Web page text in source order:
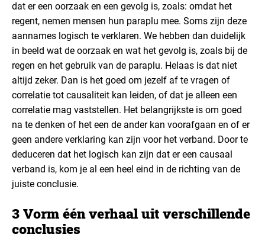
dat er een oorzaak en een gevolg is, zoals: omdat het
regent, nemen mensen hun paraplu mee. Soms zijn deze
aannames logisch te verklaren. We hebben dan duidelijk
in beeld wat de oorzaak en wat het gevolg is, zoals bij de
regen en het gebruik van de paraplu. Helaas is dat niet
altijd zeker. Dan is het goed om jezelf af te vragen of
correlatie tot causaliteit kan leiden, of dat je alleen een
correlatie mag vaststellen. Het belangrijkste is om goed
na te denken of het een de ander kan voorafgaan en of er
geen andere verklaring kan zijn voor het verband. Door te
deduceren dat het logisch kan zijn dat er een causaal
verband is, kom je al een heel eind in de richting van de
juiste conclusie.
3 Vorm één verhaal uit verschillende
conclusies